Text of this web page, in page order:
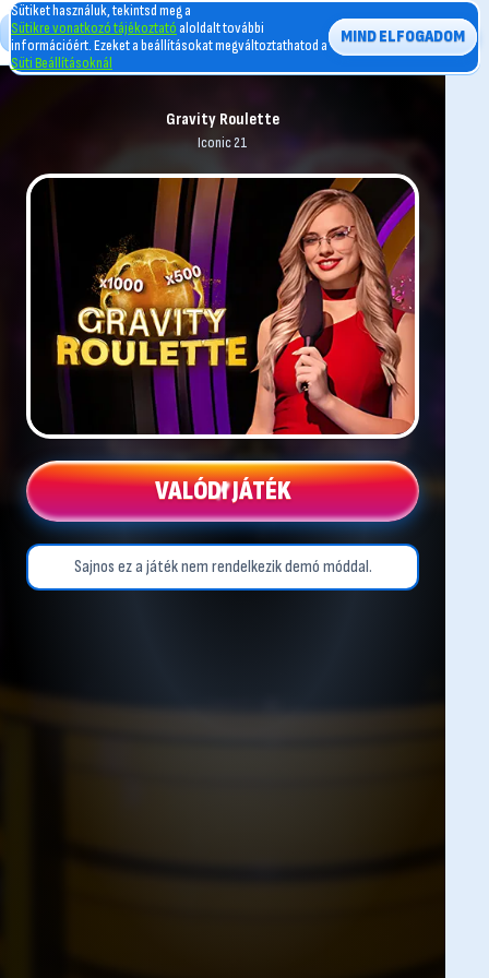
Gravity Roulette
Iconic 21
VALÓDI JÁTÉK
Sajnos ez a játék nem rendelkezik demó móddal.
Sütiket használuk, tekintsd meg a
Sütikre vonatkozó tájékoztatóaloldalt további
információért. Ezeket a beállításokat megváltoztathatod a
Süti Beállításoknál
MIND ELFOGADOM